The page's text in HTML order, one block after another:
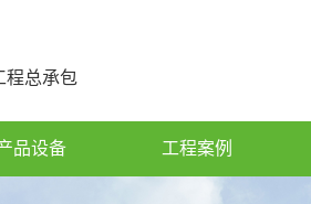
程总承包
品设备 工程案例